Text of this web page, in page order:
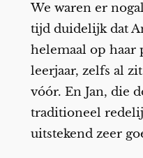
We waren er
tijd duidelijk dat
helemaal op haar
leerjaar, zelfs al
vóór. En Jan, die
traditioneel
uitstekend zeer